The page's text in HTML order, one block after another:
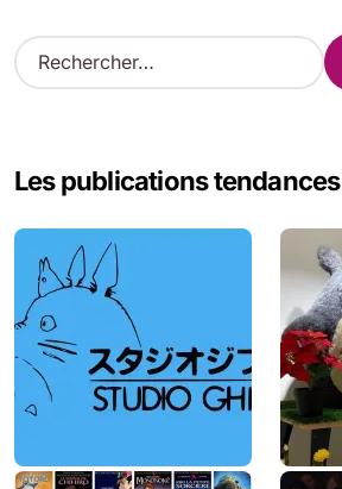
R
e
r
h
:
Les publications tendances